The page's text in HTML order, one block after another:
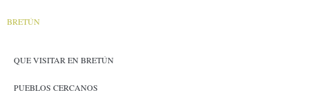
BRETÚN
QUE VISITAR EN BRETÚN
PUEBLOS CERCANOS